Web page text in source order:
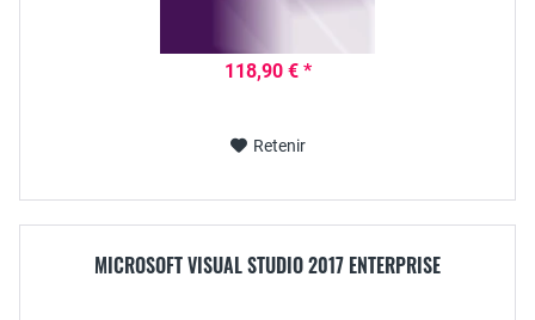
118,90 € *
Retenir
MICROSOFT VISUAL STUDIO 2017 ENTERPRISE